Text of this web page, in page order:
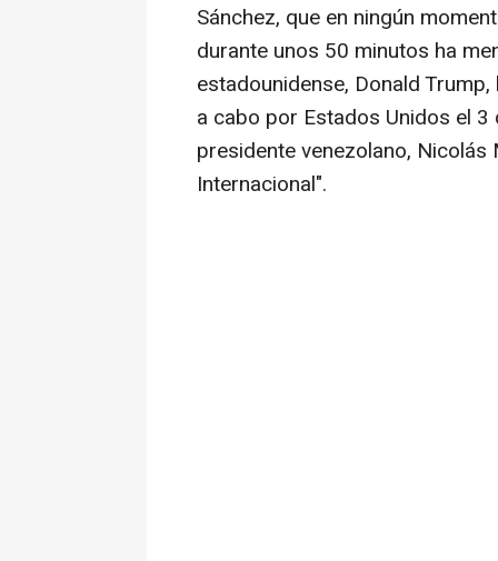
Sánchez, que en ningún
durante unos 50 minutos ha
estadounidense, Donald
a cabo por Estados Unidos el
presidente venezolano,
Internacional".